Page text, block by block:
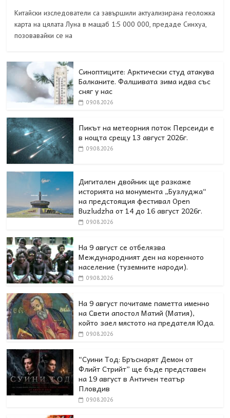
Китайски изследователи са завършили актуализирана геоложка
карта на цялата Луна в мащаб 1:5 000 000, предаде Синхуа,
позовавайки се на
Синоптиците: Арктически студ атакува
Балканите. Фалшивата зима идва със
сняг у нас
09.08.2026
Пикът на метеорния поток Персеиди е
в нощта срещу 13 август 2026г.
09.08.2026
Дигитален двойник ще разкаже
историята на монумента „Бузлуджа“
на предстоящия фестивал Open
Buzludzha от 14 до 16 август 2026г.
09.08.2026
На 9 август се отбелязва
Международният ден на коренното
население (туземните народи).
09.08.2026
На 9 август почитаме паметта именно
на Свети апостол Матий (Матия),
който заел мястото на предателя Юда.
09.08.2026
“Суини Тод: Бръснарят Демон от
Флийт Стрийт” ще бъде представен
на 19 август в Античен театър
Пловдив
09.08.2026